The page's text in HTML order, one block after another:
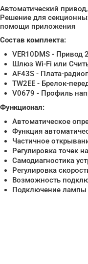
Автоматический
Решение для
помощи приложения
Состав комплекта:
VER10DMS -
Шлюз Wi-Fi или
AF43S - Плата-
TW2EE - Брелок-
V0679 - Профиль
Функционал:
Автоматическое
Функция
Частичное
Регулировка точек
Самодиагностика
Регулировка
Возможность
Подключение лампы